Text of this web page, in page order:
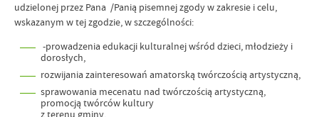
udzielonej przez Pana /Panią pisemnej zgody w zakresie i celu,
wskazanym w tej zgodzie, w szczególności:
-prowadzenia edukacji kulturalnej wśród dzieci, młodzieży i
dorosłych,
rozwijania zainteresowań amatorską twórczością artystyczną,
sprawowania mecenatu nad twórczością artystyczną,
promocją twórców kultury
z terenu gminy,